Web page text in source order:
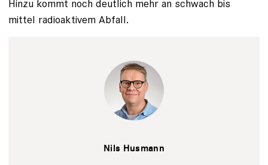
Hinzu kommt noch deutlich mehr an schwach bis
mittel radioaktivem Abfall.
Nils Husmann